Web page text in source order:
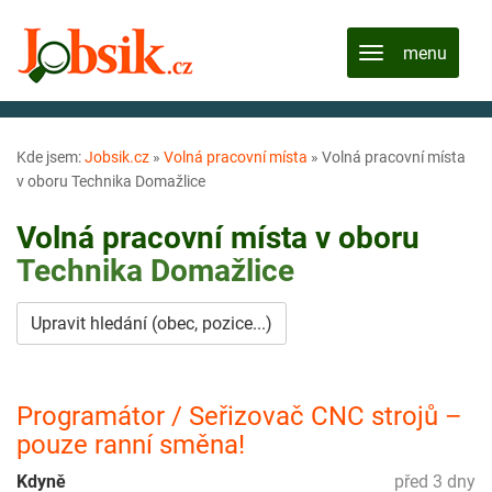
Kde jsem:Jobsik.cz » Volná pracovní místa » Volná pracovní místa
v oboru Technika Domažlice
Volná pracovní místa v oboru
Technika Domažlice
Upravit hledání (obec, pozice...)
Programátor / Seřizovač CNC strojů –
pouze ranní směna!
před 3 dny
Kdyně